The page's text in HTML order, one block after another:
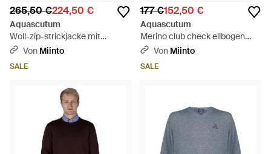
265,50 €224,50 €
Aquascutum
Woll-zip-strickjacke mit
knöpfen - Braun
Von Miinto
SALE
177 €152,50 €
Aquascutum
Merino club check ellbogen
patch pullover - Blau
Von Miinto
SALE